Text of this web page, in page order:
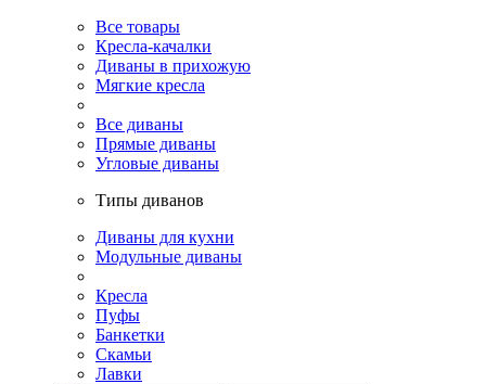
Все товары
Кресла-качалки
Диваны в прихожую
Мягкие кресла
Все диваны
Прямые диваны
Угловые диваны
Типы диванов
Диваны для кухни
Модульные диваны
Кресла
Пуфы
Банкетки
Скамьи
Лавки